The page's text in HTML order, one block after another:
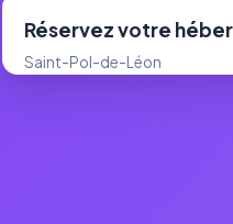
Réservez votre
Saint-Pol-de-Léon